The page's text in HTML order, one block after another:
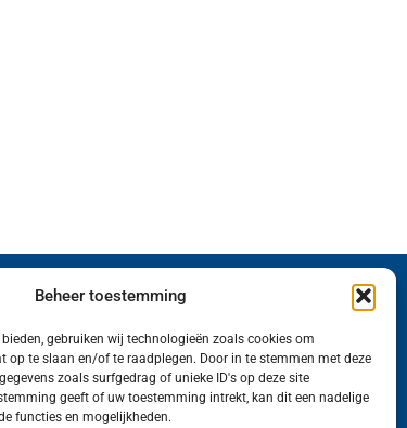
Beheer toestemming
gebruiken wij technologieën zoals cookies om
op te slaan en/of te raadplegen. Door in te stemmen met deze
zoals surfgedrag of unieke ID's op deze site
geeft of uw toestemming intrekt, kan dit een nadelige
functies en mogelijkheden.
FranekerActueel.nl verzorgen het nieuws
Waadhoeke. Met als hoofdplaats